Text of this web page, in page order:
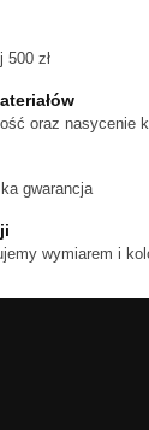
500 zł
oraz nasycenie
gwarancja
wymiarem i